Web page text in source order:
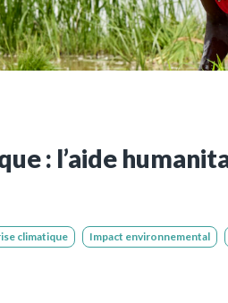
: l’aide
climatique Impact environnemental